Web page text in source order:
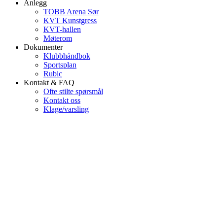
Anlegg
TOBB Arena Sør
KVT Kunstgress
KVT-hallen
Møterom
Dokumenter
Klubbhåndbok
Sportsplan
Rubic
Kontakt & FAQ
Ofte stilte spørsmål
Kontakt oss
Klage/varsling